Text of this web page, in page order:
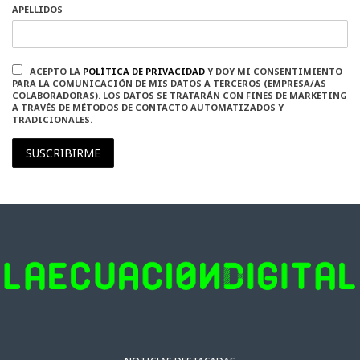
APELLIDOS
ACEPTO LA POLÍTICA DE PRIVACIDAD Y DOY MI CONSENTIMIENTO
PARA LA COMUNICACIÓN DE MIS DATOS A TERCEROS (EMPRESA/AS
COLABORADORAS). LOS DATOS SE TRATARÁN CON FINES DE MARKETING
A TRAVÉS DE MÉTODOS DE CONTACTO AUTOMATIZADOS Y
TRADICIONALES.
SUSCRIBIRME